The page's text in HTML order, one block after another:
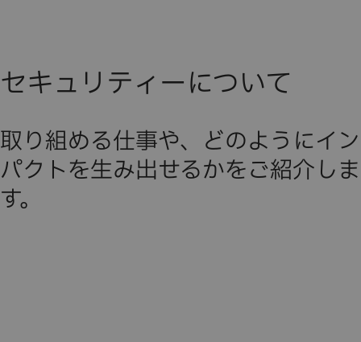
セキュリティーについて
取り組める仕事や、どのようにイン
パクトを生み出せるかをご紹介しま
す。